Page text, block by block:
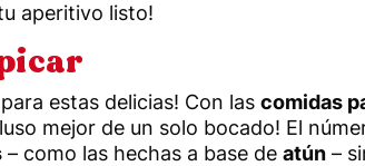
aperitivo listo!
estas delicias! Con las comidas
mejor de un solo bocado! El
– como las hechas a base de atún –